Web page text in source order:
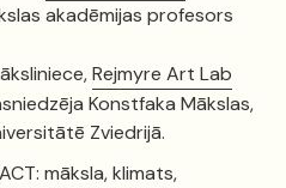
akadēmijas profesors
Rejmyre Art Lab
Konstfaka Mākslas,
Zviedrijā.
māksla, klimats,